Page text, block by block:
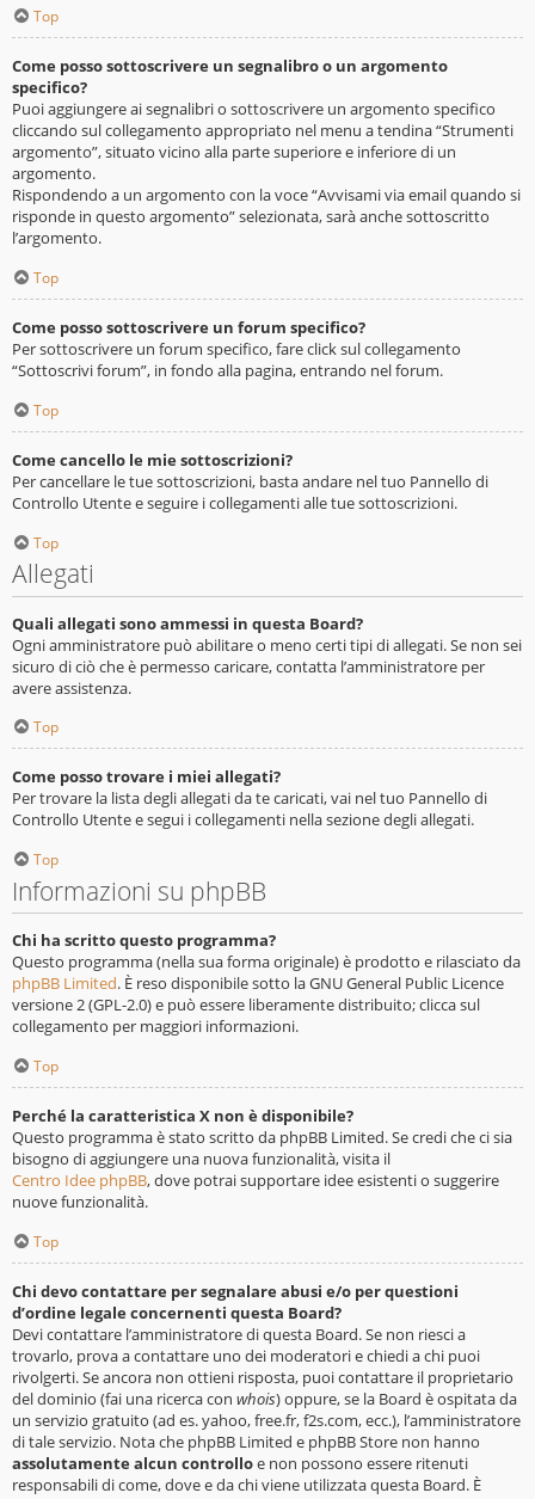
Top
Come posso sottoscrivere un segnalibro o un argomento
specifico?
Puoi aggiungere ai segnalibri o sottoscrivere un argomento specifico
cliccando sul collegamento appropriato nel menu a tendina “Strumenti
argomento”, situato vicino alla parte superiore e inferiore di un
argomento.
Rispondendo a un argomento con la voce “Avvisami via email quando si
risponde in questo argomento” selezionata, sarà anche sottoscritto
l’argomento.
Top
Come posso sottoscrivere un forum specifico?
Per sottoscrivere un forum specifico, fare click sul collegamento
“Sottoscrivi forum”, in fondo alla pagina, entrando nel forum.
Top
Come cancello le mie sottoscrizioni?
Per cancellare le tue sottoscrizioni, basta andare nel tuo Pannello di
Controllo Utente e seguire i collegamenti alle tue sottoscrizioni.
Top
Allegati
Quali allegati sono ammessi in questa Board?
Ogni amministratore può abilitare o meno certi tipi di allegati. Se non sei
sicuro di ciò che è permesso caricare, contatta l’amministratore per
avere assistenza.
Top
Come posso trovare i miei allegati?
Per trovare la lista degli allegati da te caricati, vai nel tuo Pannello di
Controllo Utente e segui i collegamenti nella sezione degli allegati.
Top
Informazioni su phpBB
Chi ha scritto questo programma?
Questo programma (nella sua forma originale) è prodotto e rilasciato da
phpBB Limited. È reso disponibile sotto la GNU General Public Licence
versione 2 (GPL-2.0) e può essere liberamente distribuito; clicca sul
collegamento per maggiori informazioni.
Top
Perché la caratteristica X non è disponibile?
Questo programma è stato scritto da phpBB Limited. Se credi che ci sia
bisogno di aggiungere una nuova funzionalità, visita il
Centro Idee phpBB, dove potrai supportare idee esistenti o suggerire
nuove funzionalità.
Top
Chi devo contattare per segnalare abusi e/o per questioni
d’ordine legale concernenti questa Board?
Devi contattare l’amministratore di questa Board. Se non riesci a
trovarlo, prova a contattare uno dei moderatori e chiedi a chi puoi
rivolgerti. Se ancora non ottieni risposta, puoi contattare il proprietario
del dominio (fai una ricerca con whois) oppure, se la Board è ospitata da
un servizio gratuito (ad es. yahoo, free.fr, f2s.com, ecc.), l’amministratore
di tale servizio. Nota che phpBB Limited e phpBB Store non hanno
assolutamente alcun controlloe non possono essere ritenuti
responsabili di come, dove e da chi viene utilizzata questa Board. È